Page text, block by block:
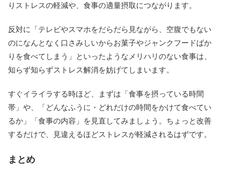
りストレスの軽減や、食事の適量摂取につながります。
反対に「テレビやスマホをだらだら見ながら、空腹でもない
のになんとなく口さみしいからお菓子やジャンクフードばか
りを食べてしまう」といったようなメリハリのない食事は、
知らず知らずストレス解消を妨げてしまいます。
すぐイライラする時ほど、まずは「食事を摂っている時間
帯」や、「どんなふうに・どれだけの時間をかけて食べてい
るか」「食事の内容」を見直してみましょう。ちょっと改善
するだけで、見違えるほどストレスが軽減されるはずです。
まとめ